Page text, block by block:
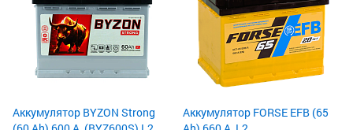
Аккумулятор BYZON Strong
Аккумулятор FORSE EFB (65